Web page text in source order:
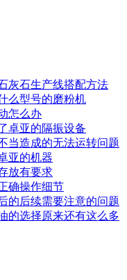
灰石生产线搭配方法
么型号的磨粉机
怎么办
卓亚的隔振设备
当造成的无法运转问题
亚的机器
放有要求
确操作细节
的后续需要注意的问题
的选择原来还有这么多